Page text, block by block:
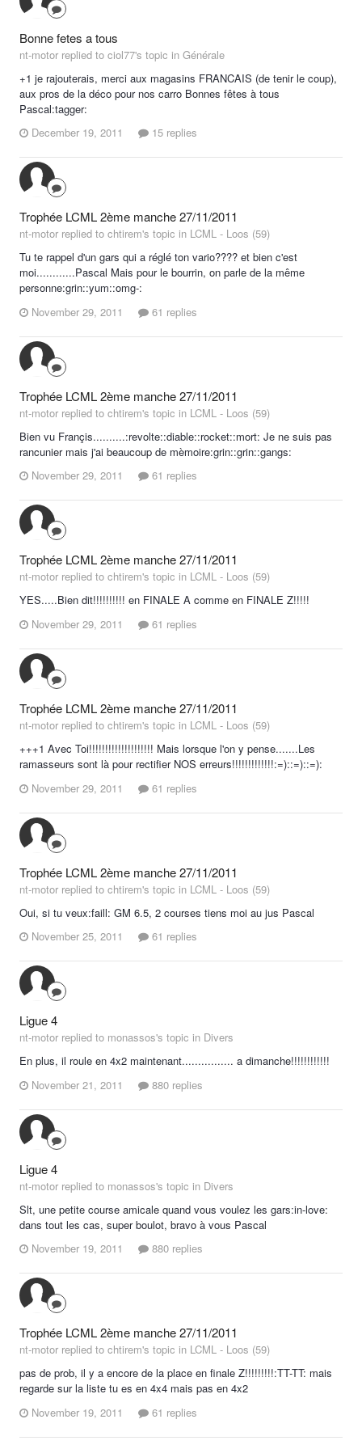
Bonne fetes a tous
nt-motor replied to ciol77's topic in Générale
+1 je rajouterais, merci aux magasins FRANCAIS (de tenir le coup),
aux pros de la déco pour nos carro Bonnes fêtes à tous
Pascal:tagger:
December 19, 2011
15 replies
Trophée LCML 2ème manche 27/11/2011
nt-motor replied to chtirem's topic in LCML - Loos (59)
Tu te rappel d'un gars qui a réglé ton vario???? et bien c'est
moi............Pascal Mais pour le bourrin, on parle de la même
personne:grin::yum::omg-:
November 29, 2011
61 replies
Trophée LCML 2ème manche 27/11/2011
nt-motor replied to chtirem's topic in LCML - Loos (59)
Bien vu Françis..........:revolte::diable::rocket::mort: Je ne suis pas
rancunier mais j'ai beaucoup de mèmoire:grin::grin::gangs:
November 29, 2011
61 replies
Trophée LCML 2ème manche 27/11/2011
nt-motor replied to chtirem's topic in LCML - Loos (59)
YES.....Bien dit!!!!!!!!!! en FINALE A comme en FINALE Z!!!!!
November 29, 2011
61 replies
Trophée LCML 2ème manche 27/11/2011
nt-motor replied to chtirem's topic in LCML - Loos (59)
+++1 Avec Toi!!!!!!!!!!!!!!!!!!!! Mais lorsque l'on y pense.......Les
ramasseurs sont là pour rectifier NOS erreurs!!!!!!!!!!!!!:=)::=)::=):
November 29, 2011
61 replies
Trophée LCML 2ème manche 27/11/2011
nt-motor replied to chtirem's topic in LCML - Loos (59)
Oui, si tu veux:faill: GM 6.5, 2 courses tiens moi au jus Pascal
November 25, 2011
61 replies
Ligue 4
nt-motor replied to monassos's topic in Divers
En plus, il roule en 4x2 maintenant................ a dimanche!!!!!!!!!!!!
November 21, 2011
880 replies
Ligue 4
nt-motor replied to monassos's topic in Divers
Slt, une petite course amicale quand vous voulez les gars:in-love:
dans tout les cas, super boulot, bravo à vous Pascal
November 19, 2011
880 replies
Trophée LCML 2ème manche 27/11/2011
nt-motor replied to chtirem's topic in LCML - Loos (59)
pas de prob, il y a encore de la place en finale Z!!!!!!!!!:TT-TT: mais
regarde sur la liste tu es en 4x4 mais pas en 4x2
November 19, 2011
61 replies